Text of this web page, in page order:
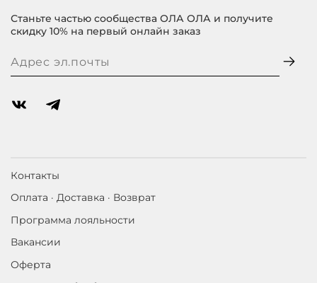
Контакты
Оплата · Доставка · Возврат
Программа лояльности
Вакансии
Оферта
Станьте частью сообщества ОЛА ОЛА и получите
скидку 10% на первый онлайн заказ